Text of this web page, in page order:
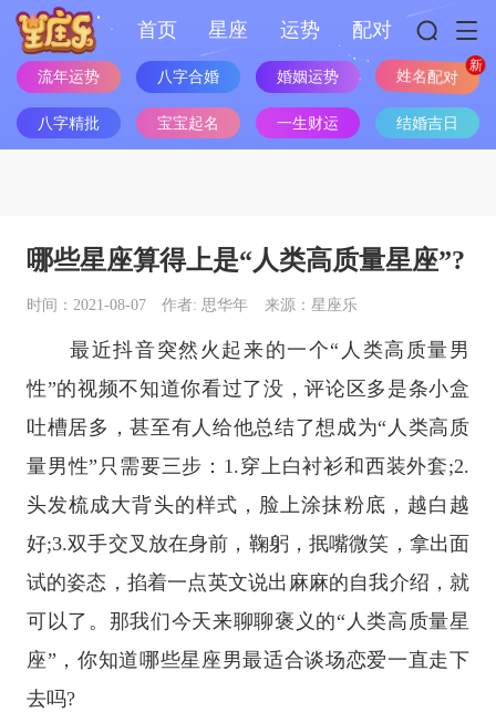
首页 星座 运势 配对
流年运势 八字合婚 婚姻运势 姓名配对
八字精批 宝宝起名 一生财运 结婚吉日
哪些星座算得上是“人类高质量星座”?
时间：2021-08-07 作者: 思华年 来源：星座乐
最近抖音突然火起来的一个“人类高质量男
性”的视频不知道你看过了没，评论区多是条小盒
吐槽居多，甚至有人给他总结了想成为“人类高质
量男性”只需要三步：1.穿上白衬衫和西装外套;2.
头发梳成大背头的样式，脸上涂抹粉底，越白越
好;3.双手交叉放在身前，鞠躬，抿嘴微笑，拿出面
试的姿态，掐着一点英文说出麻麻的自我介绍，就
可以了。那我们今天来聊聊褒义的“人类高质量星
座”，你知道哪些星座男最适合谈场恋爱一直走下
去吗?